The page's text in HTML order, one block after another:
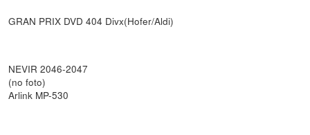
GRAN PRIX DVD 404 Divx(Hofer/Aldi)
NEVIR 2046-2047
(no foto)
Arlink MP-530